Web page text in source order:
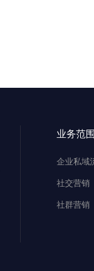
业务范
企业私域
社交营销
社群营销